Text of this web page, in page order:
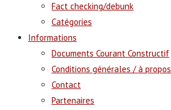
Fact checking/debunk
Catégories
Informations
Documents Courant Constructif
Conditions générales / à propos
Contact
Partenaires